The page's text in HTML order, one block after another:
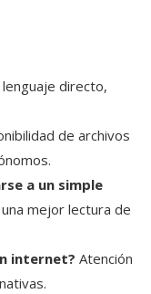
directo,
de archivos
a un simple
mejor lectura de
internet? Atención